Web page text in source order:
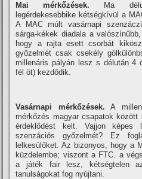
Mai mérkőzések. Ma
legérdekesebbike kétségkí­vül a
A MAC múlt vasárnapi
sárga-kékek diadala a
hogy a rajta esett csorbát
győzelmét csak csekély
millenáris pályán lesz s délután 4
fél öt) kezdődik.
Vasárnapi mérkőzések. A
mérkőzés magyar csapatok
érdeklődést kelt. Vajjon képes
szenzációs győzelmét? Ez
lelkesülőket. Az bizonyos, hogy a
küzdelembe; viszont a FTC. a
a játék fair lesz, kétségtelen
tanulságokat fog nyújtani.